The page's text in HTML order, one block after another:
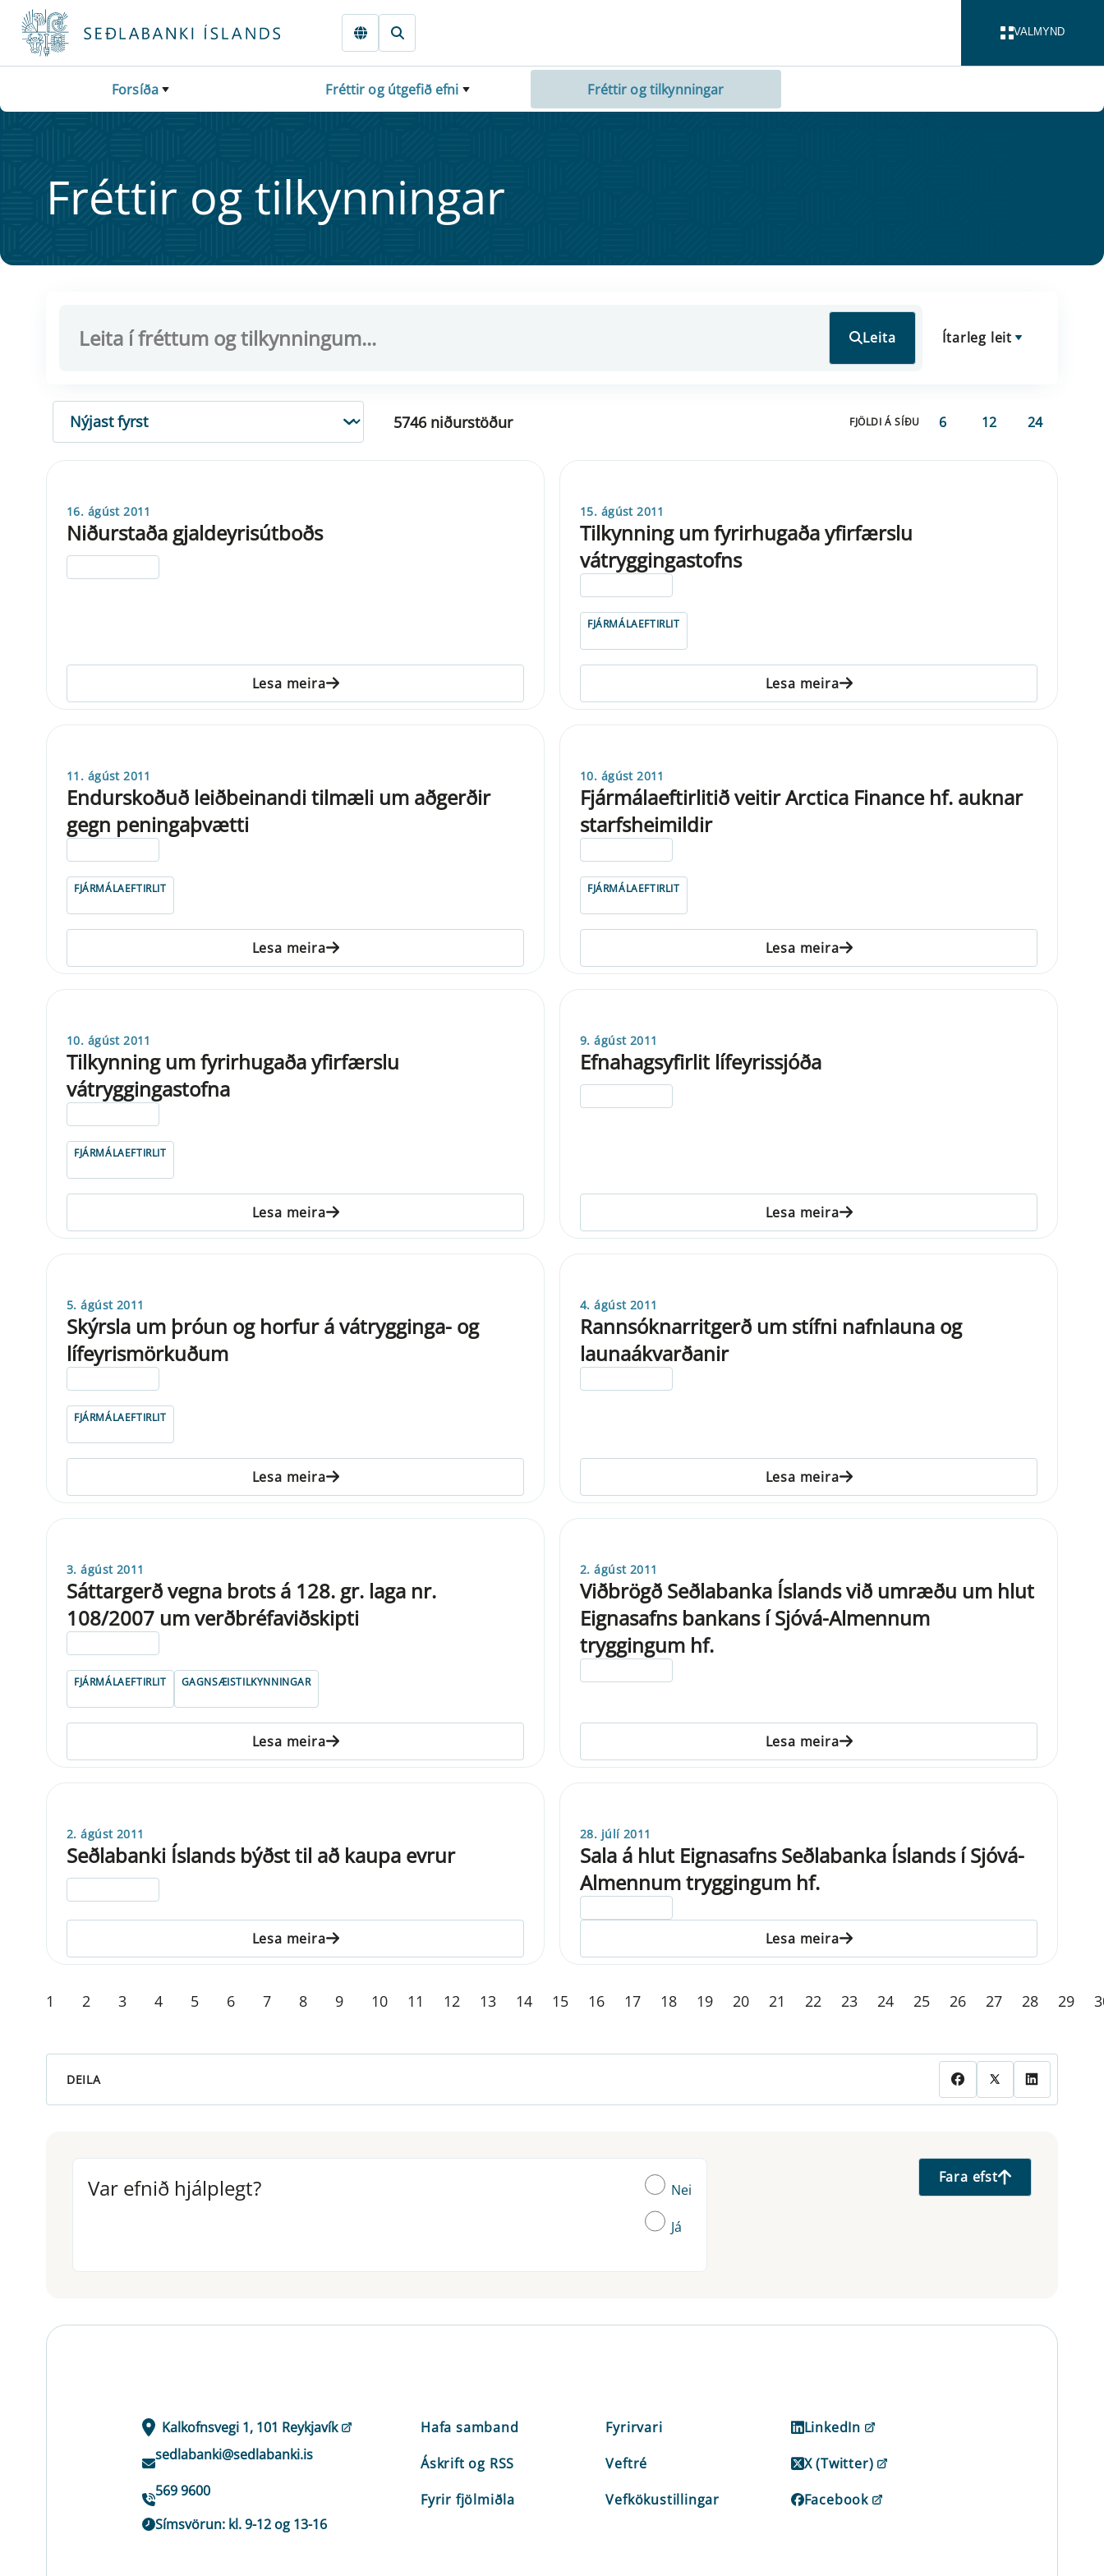
Fara beint í Meginmál
VALMYND
Forsíða Fréttir og útgefið efni Fréttir og tilkynningar
Frétt­ir og til­kynn­ing­ar
Leita Ítarleg leit
RÖÐUN
5746 niðurstöður FJÖLDI Á SÍÐU 6 12 24
16. ágúst 2011
Niðurstaða gjaldeyrisútboðs
Lesa meira
15. ágúst 2011
Tilkynning um fyrirhugaða yfirfærslu
vátryggingastofns
FJÁRMÁLAEFTIRLIT
Lesa meira
11. ágúst 2011
Endurskoðuð leiðbeinandi tilmæli um aðgerðir
gegn peningaþvætti
FJÁRMÁLAEFTIRLIT
Lesa meira
10. ágúst 2011
Fjármálaeftirlitið veitir Arctica Finance hf. auknar
starfsheimildir
FJÁRMÁLAEFTIRLIT
Lesa meira
10. ágúst 2011
Tilkynning um fyrirhugaða yfirfærslu
vátryggingastofna
FJÁRMÁLAEFTIRLIT
Lesa meira
9. ágúst 2011
Efnahagsyfirlit lífeyrissjóða
Lesa meira
5. ágúst 2011
Skýrsla um þróun og horfur á vátrygginga- og
lífeyrismörkuðum
FJÁRMÁLAEFTIRLIT
Lesa meira
4. ágúst 2011
Rannsóknarritgerð um stífni nafnlauna og
launaákvarðanir
Lesa meira
3. ágúst 2011
Sáttargerð vegna brots á 128. gr. laga nr.
108/2007 um verðbréfaviðskipti
FJÁRMÁLAEFTIRLIT GAGNSÆISTILKYNNINGAR
Lesa meira
2. ágúst 2011
Viðbrögð Seðlabanka Íslands við umræðu um hlut
Eignasafns bankans í Sjóvá-Almennum
tryggingum hf.
Lesa meira
2. ágúst 2011
Seðlabanki Íslands býðst til að kaupa evrur
Lesa meira
28. júlí 2011
Sala á hlut Eignasafns Seðlabanka Íslands í Sjóvá-
Almennum tryggingum hf.
Lesa meira
1 2 3 4 5 6 7 8 9 10 11 12 13 14 15 16 17 18 19 20 21 22 23 24 25 26 27 28 29
DEILA
Var efnið hjálplegt?
Var efnið hjálplegt? Nei
Já
Fara efst
Kalkofnsvegi 1, 101 Reykjavík
sedlabanki@sedlabanki.is
569 9600
Símsvörun: kl. 9-12 og 13-16
Hafa samband
Áskrift og RSS
Fyrir fjölmiðla
Fyrirvari
Veftré
Vefkökustillingar
LinkedIn
X (Twitter)
Facebook